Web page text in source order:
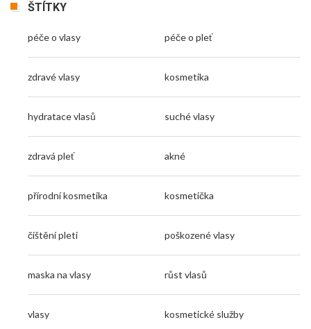
ŠTÍTKY
péče o vlasy péče o pleť
zdravé vlasy kosmetika
hydratace vlasů suché vlasy
zdravá pleť akné
přírodní kosmetika kosmetička
čištění pleti poškozené vlasy
maska na vlasy růst vlasů
vlasy kosmetické služby